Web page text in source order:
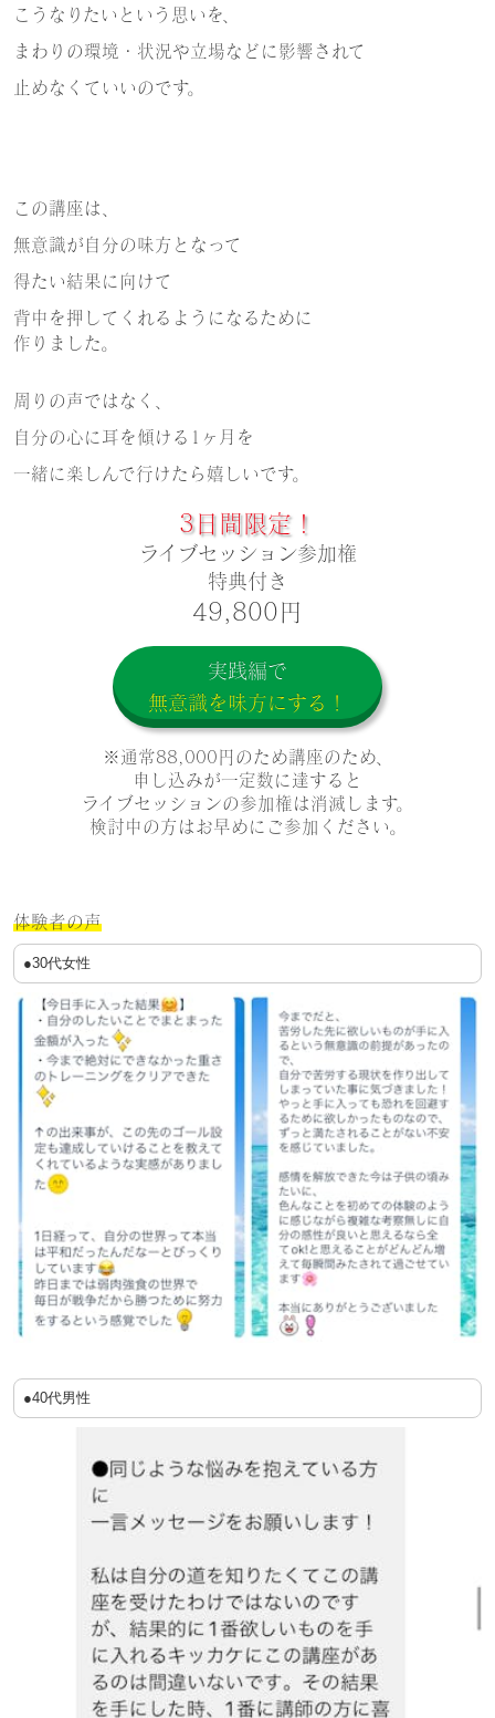
こうなりたいという思いを、
まわりの環境・状況や立場などに影響されて
止めなくていいのです。
この講座は、
無意識が自分の味方となって
得たい結果に向けて
背中を押してくれるようになるために
作りました。
周りの声ではなく、
自分の心に耳を傾ける1ヶ月を
一緒に楽しんで行けたら嬉しいです。
3日間限定！
ライブセッション参加権
特典付き
49,800円
実践編で
無意識を味方にする！
※通常88,000円のため講座のため、
申し込みが一定数に達すると
ライブセッションの参加権は消滅します。
検討中の方はお早めにご参加くださ い。
体験者の声
●30代女性
●40代男性